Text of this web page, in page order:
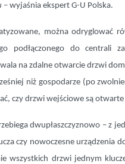
– wyjaśnia ekspert G-U Polska.
można odryglować
podłączonego do centrali
na zdalne otwarcie drzwi
niż gospodarze (po
czy drzwi wejściowe są otwarte
dwupłaszczyznowo – z
czy nowoczesne urządzenia
wszystkich drzwi jednym